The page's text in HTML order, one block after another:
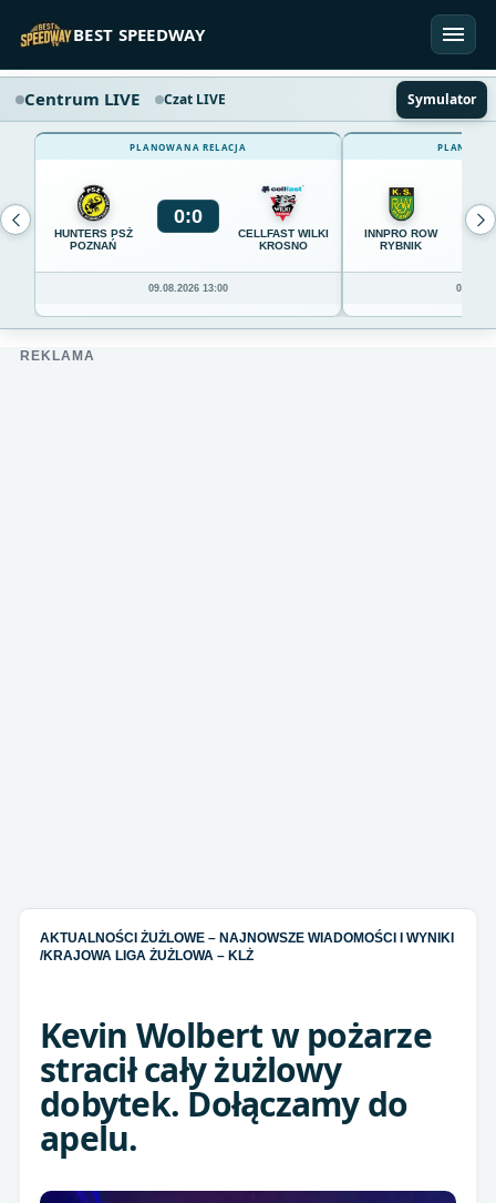
BEST SPEEDWAY
Centrum LIVE Czat LIVE Symulator
PLANOWANA RELACJA
HUNTERS PSŻ
POZNAŃ
0:0
CELLFAST WILKI
KROSNO
09.08.2026 13:00
INNPRO ROW
RYBNIK
0
REKLAMA
AKTUALNOŚCI ŻUŻLOWE – NAJNOWSZE WIADOMOŚCI I WYNIKI
/KRAJOWA LIGA ŻUŻLOWA – KLŻ
Kevin Wolbert w pożarze
stracił cały żużlowy
dobytek. Dołączamy do
apelu.